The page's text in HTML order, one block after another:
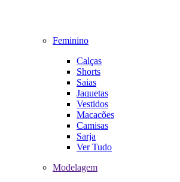
Feminino
Calças
Shorts
Saias
Jaquetas
Vestidos
Macacões
Camisas
Sarja
Ver Tudo
Modelagem